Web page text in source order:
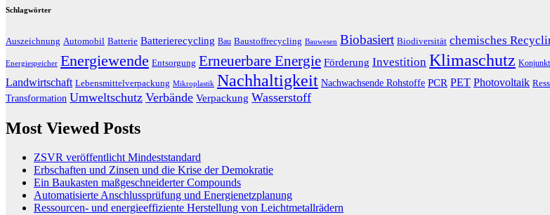
Schlagwörter
Auszeichnung Automobil Batterie Batterierecycling Bau Baustoffrecycling Bauwesen Biobasiert Biodiversität chemisches
Energiespeicher Energiewende Entsorgung Erneuerbare Energie Förderung Investition Klimaschutz
Landwirtschaft Lebensmittelverpackung Mikroplastik Nachhaltigkeit Nachwachsende Rohstoffe PCR PET Photovoltaik
Transformation Umweltschutz Verbände Verpackung Wasserstoff
Most Viewed Posts
ZSVR veröffentlicht Mindeststandard
Erbschaften und Zinsen und die Krise der Demokratie
Ein Baukasten maßgeschneiderter Compounds
Automatisierte Anschlussprüfung und Energienetzplanung
Ressourcen- und energieeffiziente Herstellung von Leichtmetallrädern